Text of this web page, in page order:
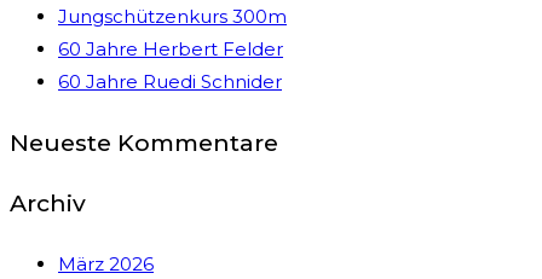
Jungschützenkurs 300m
60 Jahre Herbert Felder
60 Jahre Ruedi Schnider
Neueste Kommentare
Archiv
März 2026